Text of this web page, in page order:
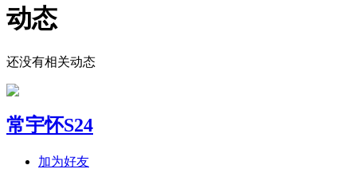
动态
还没有相关动态
常宇怀S24
加为好友